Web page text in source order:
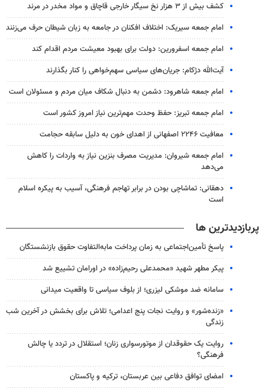
کشف بیش از ۳ هزار نخ سیگار خارجی قاچاق و مواد مخدر در مرند
امام جمعه سیریک: اختلاف افکنان در جامعه به زبان شیطان حرف می‌زنند
امام جمعه اسفرورین: دولت برای بهبود معیشت مردم اقدام کند
آیت‌الله دژکام: جریان‌های سیاسی سهم‌خواهی را کنار بگذارند
امام جمعه شاهرود: دشمن به دنبال شکاف میان مردم و مسئولان است
امام جمعه تبریز: حفظ وحدت مهم‌ترین نیاز امروز کشور است
معافیت ۲۲۴۶ اصفهانی از اهدای خون به دلیل سابقه حجامت
امام جمعه شیروان: مدیریت مصرف بنزین نیاز به واردات را کاهش
می‌دهد
دهقانی: تماشاچی بودن در برابر تهاجم فرهنگی، آسیب به پیکره اسلام
است
پربازدیدترین ها
پاسخ تأمین‌اجتماعی به زمان پرداخت مابه‌التفاوت حقوق بازنشستگان
پیکر مطهر شهید «محمدعلی رحیم‌زاده» در اورامان تشییع شد
سامانه ضد موشکی لیزری؛ از بلوف سیاسی تا واقعیت میدانی
«زنده‌شور» و روایت نجات پنج اعدامی؛ تلاش برای بخشش در آخرین شب
زندگی
روایت یک حقوقدان از موتورسواری زنان؛ استقلال در تردد یا چالش
فرهنگی؟
امضای توافق دفاعی بین عربستان، ترکیه و پاکستان